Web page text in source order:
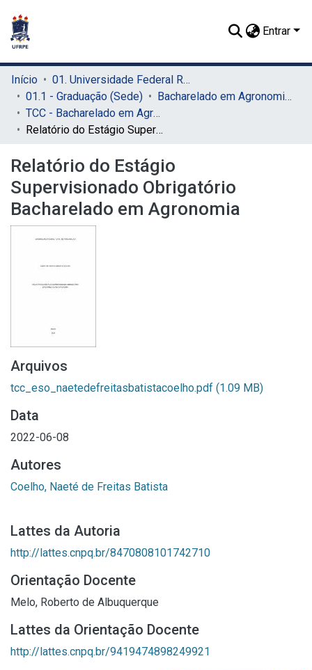
Entrar
Início
01. Universidade Federal Rural de Pernambuco - UFRPE (Sede)
01.1 - Graduação (Sede)
Bacharelado em Agronomia (Sede)
TCC - Bacharelado em Agronomia (Sede)
Relatório do Estágio Supervisionado Obrigatório Bacharelado em Agronomia
Relatório do Estágio
Supervisionado Obrigatório
Bacharelado em Agronomia
Arquivos
tcc_eso_naetedefreitasbatistacoelho.pdf (1.09 MB)
Data
2022-06-08
Autores
Coelho, Naeté de Freitas Batista
Lattes da Autoria
http://lattes.cnpq.br/8470808101742710
Orientação Docente
Melo, Roberto de Albuquerque
Lattes da Orientação Docente
http://lattes.cnpq.br/9419474898249921